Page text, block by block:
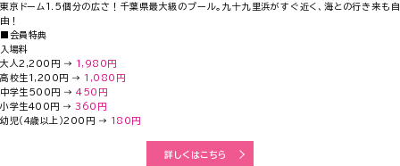
東京ドーム1.5個分の広さ！千葉県最大級のプール。九十九里浜がすぐ近く、海との行き来も自
由！
■会員特典
入場料
大人2,200円 → 1,980円
高校生1,200円 → 1,080円
中学生500円 → 450円
小学生400円 → 360円
幼児（4歳以上）200円 → 180円
詳しくはこちら